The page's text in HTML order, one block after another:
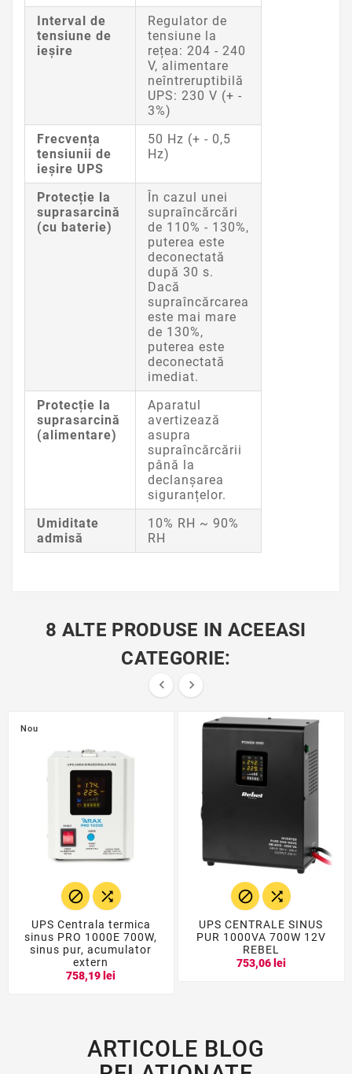
Interval de
tensiune de
ieșire
Regulator de
tensiune la
rețea: 204 - 240
V, alimentare
neîntreruptibilă
UPS: 230 V (+ -
3%)
Frecvența
tensiunii de
ieșire UPS
50 Hz (+ - 0,5
Hz)
Protecție la
suprasarcină
(cu baterie)
În cazul unei
supraîncărcări
de 110% - 130%,
puterea este
deconectată
după 30 s.
Dacă
supraîncărcarea
este mai mare
de 130%,
puterea este
deconectată
imediat.
Protecție la
suprasarcină
(alimentare)
Aparatul
avertizează
asupra
supraîncărcării
până la
declanșarea
siguranțelor.
Umiditate
admisă
10% RH ~ 90%
RH
8 ALTE PRODUSE IN ACEEASI
CATEGORIE:
 
Nou
 
UPS Centrala termica
sinus PRO 1000E 700W,
sinus pur, acumulator
extern
758,19 lei
 
UPS CENTRALE SINUS
PUR 1000VA 700W 12V
REBEL
753,06 lei
ARTICOLE BLOG